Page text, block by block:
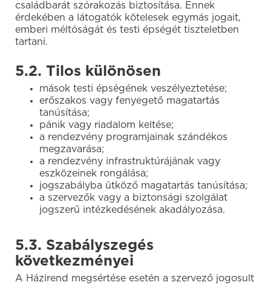
családbarát szórakozás biztosítása. Ennek
érdekében a látogatók kötelesek egymás jogait,
emberi méltóságát és testi épségét tiszteletben
tartani.
5.2. Tilos különösen
mások testi épségének veszélyeztetése;
erőszakos vagy fenyegető magatartás
tanúsítása;
pánik vagy riadalom keltése;
a rendezvény programjainak szándékos
megzavarása;
a rendezvény infrastruktúrájának vagy
eszközeinek rongálása;
jogszabályba ütköző magatartás tanúsítása;
a szervezők vagy a biztonsági szolgálat
jogszerű intézkedésének akadályozása.
5.3. Szabályszegés
következményei
A Házirend megsértése esetén a szervező jogosult